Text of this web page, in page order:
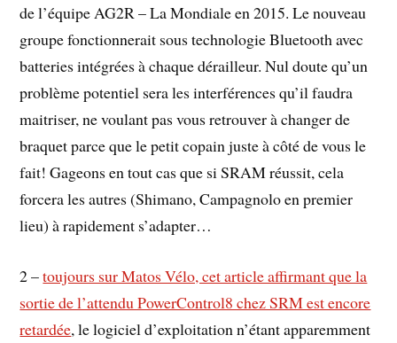
de l’équipe AG2R – La Mondiale en 2015. Le nouveau
groupe fonctionnerait sous technologie Bluetooth avec
batteries intégrées à chaque dérailleur. Nul doute qu’un
problème potentiel sera les interférences qu’il faudra
maitriser, ne voulant pas vous retrouver à changer de
braquet parce que le petit copain juste à côté de vous le
fait! Gageons en tout cas que si SRAM réussit, cela
forcera les autres (Shimano, Campagnolo en premier
lieu) à rapidement s’adapter…
2 –toujours sur Matos Vélo, cet article affirmant que la
sortie de l’attendu PowerControl8 chez SRM est encore
retardée, le logiciel d’exploitation n’étant apparemment